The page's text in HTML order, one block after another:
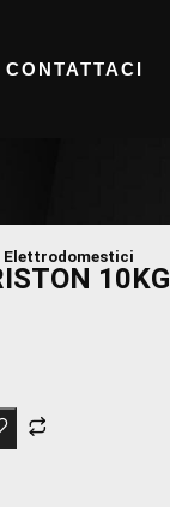
CONTATTACI
Elettrodomestici
10KG